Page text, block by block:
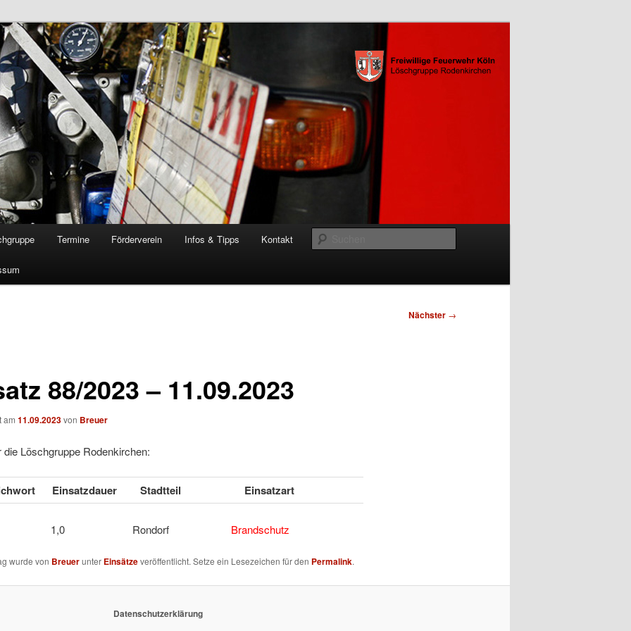
Rodenkirchen
Termine Förderverein Infos & Tipps Kontakt
Nächster →
88/2023 – 11.09.2023
am 11.09.2023von Breuer
die Löschgruppe Rodenkirchen:
Einsatzdauer Stadtteil Einsatzart
1,0 Rondorf Brandschutz
wurde von Breuerunter Einsätzeveröffentlicht. Setze ein Lesezeichen für den Permalink.
Datenschutzerklärung